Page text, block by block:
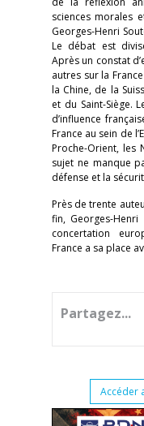
sciences morales
Georges-Henri
Le débat est
Après un constat
autres sur la
la Chine, de la
et du Saint-Siège.
d’influence
France au sein de
Proche-Orient, les
sujet ne manque
défense et la
Près de trente
fin, Georges-
concertation
France a sa place
Partagez...
Accéder